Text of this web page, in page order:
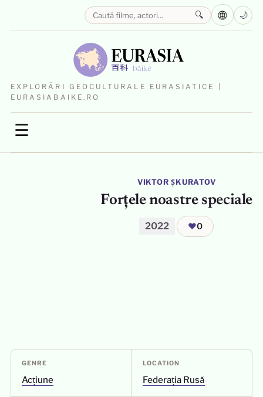
EXPLORĂRI GEOCULTURALE EURASIATICE |
EURASIABAIKE.RO
☰
🔍 🌐 🌙
VIKTOR ȘKURATOV
Forțele noastre speciale
2022 ❤0
GENRE
Acțiune
LOCATION
Federația Rusă